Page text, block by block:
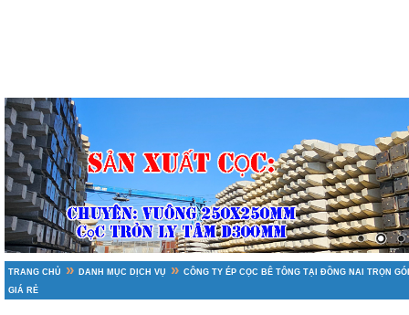
TRANG CHỦ » DANH MỤC DỊCH VỤ » CÔNG TY ÉP CỌC BÊ TÔNG TẠI ĐỒNG NAI TRỌN GÓI
GIÁ RẺ